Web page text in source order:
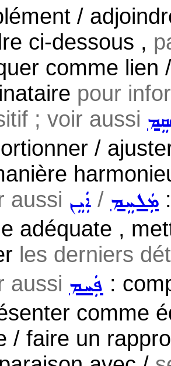
/
ci-dessous ,
comme lien
pour
; voir aussi
/
aussi ܐܲܝܸܢ / ܡܲܠܚܸܡ
adéquate ,
les derniers
aussi ܦܲܚܡ :
comme
/ faire un